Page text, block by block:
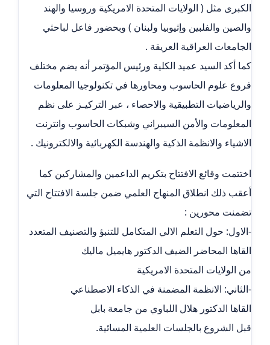
الكبرى مثل ( الولايات المتحدة الامريكية وروسيا والهند
والصين والفلبين وإثيوبيا ولبنان ) وبحضور فاعل لباحثي
الجامعات العراقية العريقة .
كما أكد السيد عميد الكلية ورئيس المؤتمر أنه يضم مختلف
فروع علوم الحاسوب ومحاورها في تكنولوجيا المعلومات
والرياضيات التطبيقية والاحصاء ، عبر التركيـز على نظم
المعلومات والأمن السيبراني وشبكات الحاسوب وانترنت
الاشياء والانظمة الذكية والهندسة الكهربائية والالكترونيك .
اختتمت وقائع الافتتاح بتكريم الداعمين والمشاركين كما
أعقب ذلك انطلاق المنهاج العلمي ضمن جلسة الافتتاح التي
تضمنت محورين :
-الاول: حول التعلم الالي المتكامل للتنبؤ والتصنيف المتعدد
القاها المحاضر الضيف الدكتور هايميل ماليك
من الولايات المتحدة الامريكية
-الثاني: الانظمة المضمنة في الذكاء الاصطناعي
القاها الدكتور هلال اللباوي من جامعة بابل
قبل الشروع بالجلسات العلمية المسائية.